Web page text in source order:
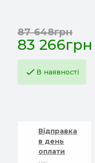
83 266грн
87 648грн
В наявності
Відправка
в день
оплати